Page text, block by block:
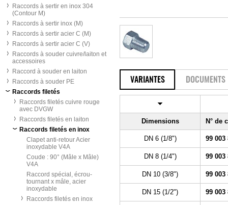
Raccords à sertir en inox 304
(Contour M)
Raccords à sertir inox (M)
Raccords à sertir acier C (M)
Raccords à sertir acier C (V)
Raccords à souder cuivre/laiton et
accessoires
Raccord à souder en laiton
Raccords à souder PE
Raccords filetés
Raccords filetés cuivre rouge
avec DVGW
Raccords filetés en laiton
Raccords filetés en inox
Clapet anti-retour Acier
inoxydable V4A
Coude : 90° (Mâle x Mâle)
V4A
Raccord spécial, écrou-
tournant x mâle, acier
inoxydable
Raccords filetés en inox
VARIANTES DOCUMENTS
Dimensions N° de
DN 6 (1/8") 99 003
DN 8 (1/4") 99 003
DN 10 (3/8") 99 003
DN 15 (1/2") 99 003